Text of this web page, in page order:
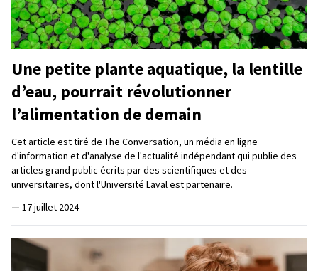
Une petite plante aquatique, la lentille
d’eau, pourrait révolutionner
l’alimentation de demain
Cet article est tiré de The Conversation, un média en ligne
d'information et d'analyse de l'actualité indépendant qui publie des
articles grand public écrits par des scientifiques et des
universitaires, dont l'Université Laval est partenaire.
— 17 juillet 2024